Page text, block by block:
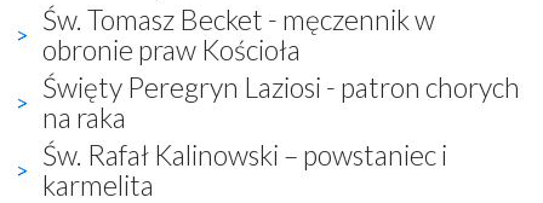
Św. Tomasz Becket - męczennik w
obronie praw Kościoła
Święty Peregryn Laziosi - patron chorych
na raka
Św. Rafał Kalinowski – powstaniec i
karmelita